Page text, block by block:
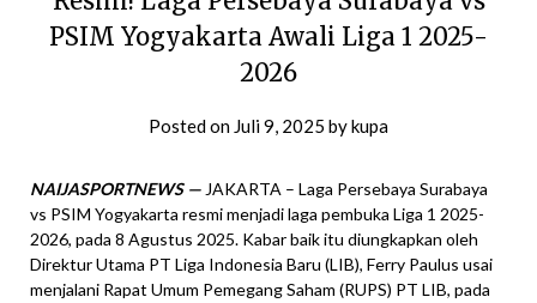
PSIM Yogyakarta Awali Liga 1 2025-
2026
Posted on Juli 9, 2025 bykupa
NAIJASPORTNEWS — JAKARTA – Laga Persebaya Surabaya
vs PSIM Yogyakarta resmi menjadi laga pembuka Liga 1 2025-
2026, pada 8 Agustus 2025. Kabar baik itu diungkapkan oleh
Direktur Utama PT Liga Indonesia Baru (LIB), Ferry Paulus usai
menjalani Rapat Umum Pemegang Saham (RUPS) PT LIB, pada